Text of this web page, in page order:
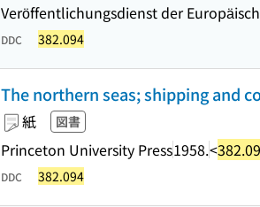
Veröffentlichungsdienst der
DDC 382.094
The northern seas; shipping and
紙 図書
Princeton University Press1958.<
DDC 382.094